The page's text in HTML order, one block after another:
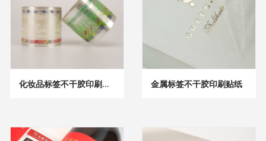
化妆品标签不干胶印刷贴纸 金属标签不干胶印刷贴纸